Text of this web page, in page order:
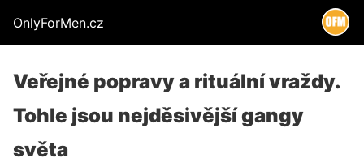
OnlyForMen.cz
Veřejné popravy a rituální vraždy.
Tohle jsou nejděsivější gangy
světa